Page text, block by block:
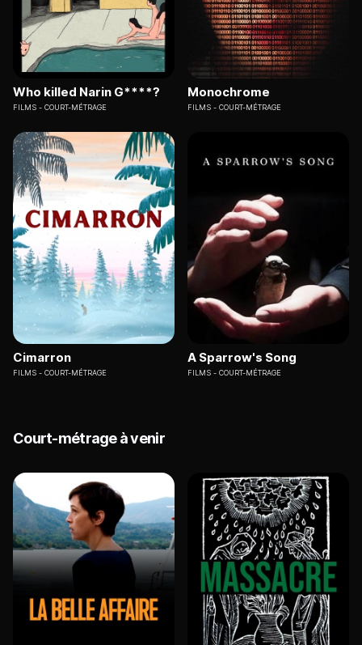
Who killed Narin G****?
FILMS COURT-MÉTRAGE
Monochrome
FILMS COURT-MÉTRAGE
Cimarron
FILMS COURT-MÉTRAGE
A Sparrow's Song
FILMS COURT-MÉTRAGE
Court-métrage à venir